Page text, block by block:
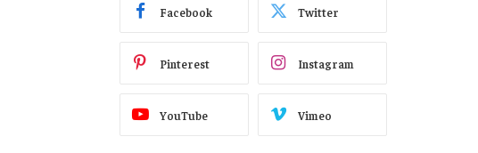
Facebook Twitter
Pinterest Instagram
YouTube Vimeo